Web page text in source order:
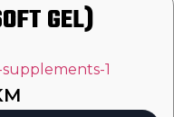
GEL)